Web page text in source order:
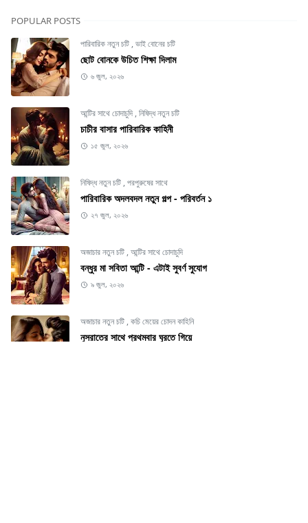
POPULAR POSTS
পারিবারিক নতুন চটি ,ভাই বোনের চটি
ছোট বোনকে উচিত শিক্ষা দিলাম
৬ জুল, ২০২৬
আন্টির সাথে চোদাচুদি ,নিষিদ্ধ নতুন চটি
চাচীর বাসার পারিবারিক কাহিনী
১৫ জুল, ২০২৬
নিষিদ্ধ নতুন চটি ,পরপুরুষের সাথে
পারিবারিক অদলবদল নতুন গল্প - পরিবর্তন ১
২৭ জুল, ২০২৬
অজাচার নতুন চটি ,আন্টির সাথে চোদাচুদি
বন্ধুর মা সবিতা আন্টি - এটাই সুবর্ণ সুযোগ
৯ জুল, ২০২৬
অজাচার নতুন চটি ,কচি মেয়ের চোদন কাহিনি
নুসরাতের সাথে প্রথমবার ঘুরতে গিয়ে